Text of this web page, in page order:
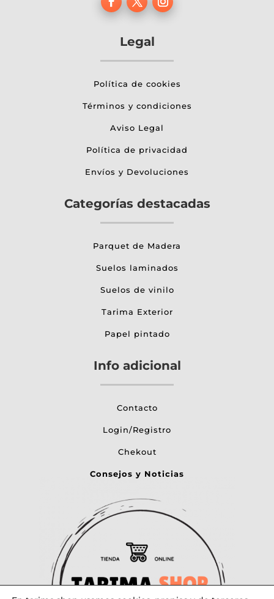
Legal
Política de cookies
Términos y condiciones
Aviso Legal
Política de privacidad
Envíos y Devoluciones
Categorías destacadas
Parquet de Madera
Suelos laminados
Suelos de vinilo
Tarima Exterior
Papel pintado
Info adicional
Contacto
Login/Registro
Chekout
Consejos y Noticias